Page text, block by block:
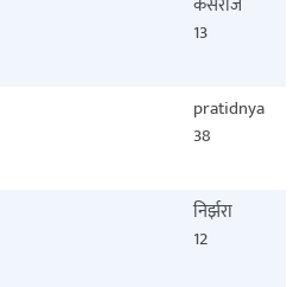
13
pratidnya
38
निर्झरा
12